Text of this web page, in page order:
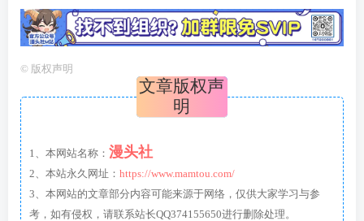
© 版权声明
文章版权声
明
1、本网站名称： 漫头社
2、本站永久网址： https://www.mamtou.com/
3、本网站的文章部分内容可能来源于网络，仅供大家学习与参
考，如有侵权，请联系站长QQ374155650进行删除处理。